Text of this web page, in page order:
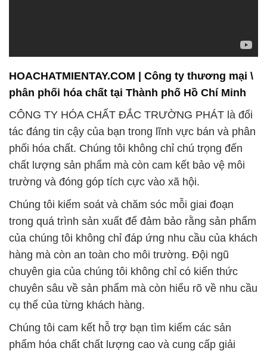
HOACHATMIENTAY.COM | Công ty thương mại \
phân phối hóa chất tại Thành phố Hồ Chí Minh
CÔNG TY HÓA CHẤT ĐẮC TRƯỜNG PHÁT là đối
tác đáng tin cậy của bạn trong lĩnh vực bán và phân
phối hóa chất. Chúng tôi không chỉ chú trọng đến
chất lượng sản phẩm mà còn cam kết bảo vệ môi
trường và đóng góp tích cực vào xã hội.
Chúng tôi kiểm soát và chăm sóc mỗi giai đoạn
trong quá trình sản xuất để đảm bảo rằng sản phẩm
của chúng tôi không chỉ đáp ứng nhu cầu của khách
hàng mà còn an toàn cho môi trường. Đội ngũ
chuyên gia của chúng tôi không chỉ có kiến thức
chuyên sâu về sản phẩm mà còn hiểu rõ về nhu cầu
cụ thể của từng khách hàng.
Chúng tôi cam kết hỗ trợ bạn tìm kiếm các sản
phẩm hóa chất chất lượng cao và cung cấp giải